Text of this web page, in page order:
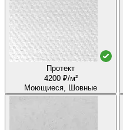
Протект
4200 ₽/м²
Моющиеся, Шовные